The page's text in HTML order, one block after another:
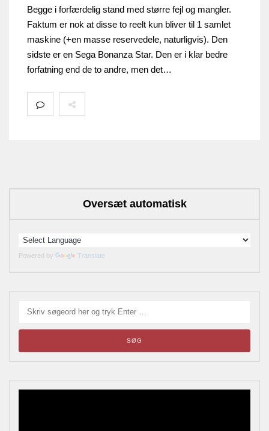
Begge i forfærdelig stand med større fejl og mangler.
Faktum er nok at disse to reelt kun bliver til 1 samlet
maskine (+en masse reservedele, naturligvis). Den
sidste er en Sega Bonanza Star. Den er i klar bedre
forfatning end de to andre, men det…
Oversæt automatisk
Powered by Translate